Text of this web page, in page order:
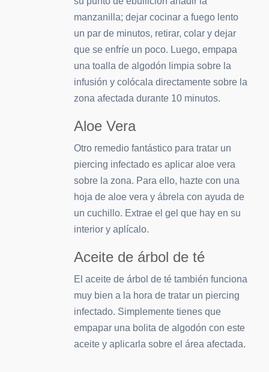
manzanilla; dejar cocinar a fuego lento
un par de minutos, retirar, colar y dejar
que se enfríe un poco. Luego, empapa
una toalla de algodón limpia sobre la
infusión y colócala directamente sobre la
zona afectada durante 10 minutos.
Aloe Vera
Otro remedio fantástico para tratar un
piercing infectado es aplicar aloe vera
sobre la zona. Para ello, hazte con una
hoja de aloe vera y ábrela con ayuda de
un cuchillo. Extrae el gel que hay en su
interior y aplícalo.
Aceite de árbol de té
El aceite de árbol de té también funciona
muy bien a la hora de tratar un piercing
infectado. Simplemente tienes que
empapar una bolita de algodón con este
aceite y aplicarla sobre el área afectada.